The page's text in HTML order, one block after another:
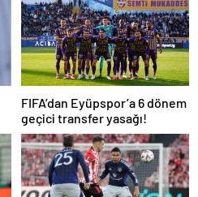
FIFA’dan Eyüpspor’a 6 dönem
geçici transfer yasağı!